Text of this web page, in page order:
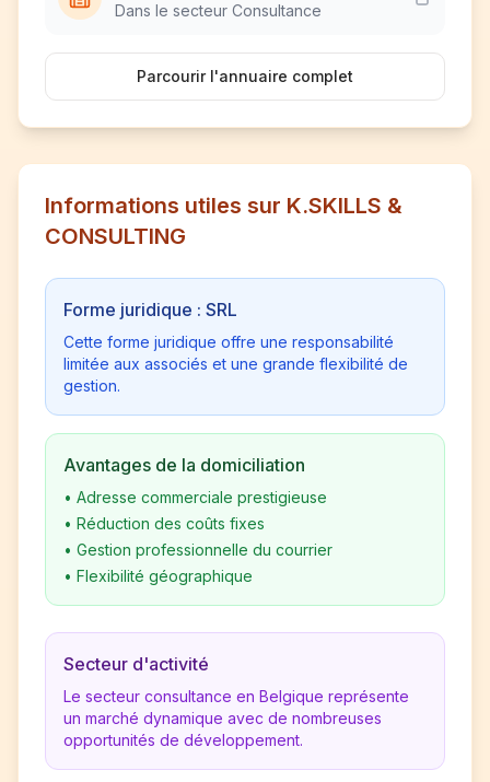
Dans le secteur Consultance
Parcourir l'annuaire complet
Informations utiles sur K.SKILLS &
CONSULTING
Forme juridique : SRL
Cette forme juridique offre une responsabilité
limitée aux associés et une grande flexibilité de
gestion.
Avantages de la domiciliation
• Adresse commerciale prestigieuse
• Réduction des coûts fixes
• Gestion professionnelle du courrier
• Flexibilité géographique
Secteur d'activité
Le secteur consultance en Belgique représente
un marché dynamique avec de nombreuses
opportunités de développement.